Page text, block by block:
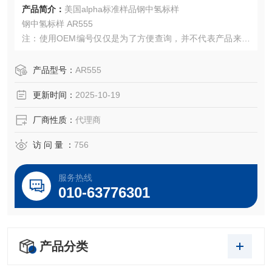
产品简介： 美国alpha标准样品钢中氢标样
钢中氢标样 AR555
注：使用OEM编号仅仅是为了方便查询，并不代表产品来自
于所对应仪器。
产品型号： AR555
更新时间： 2025-10-19
厂商性质： 代理商
访 问 量 ： 756
服务热线
010-63776301
产品分类